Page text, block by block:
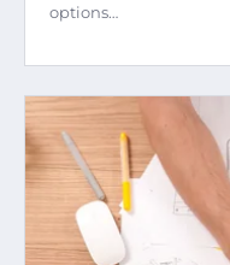
options…